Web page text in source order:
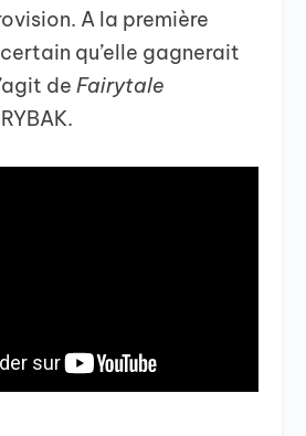
A la première
qu’elle gagnerait
deFairytale